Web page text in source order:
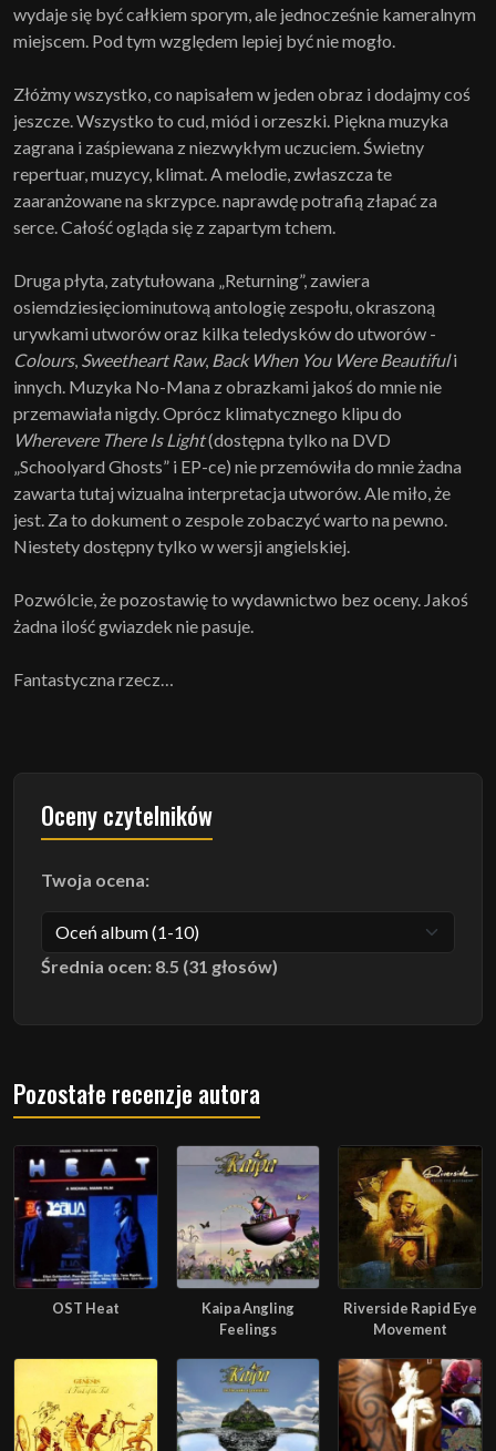
wydaje się być całkiem sporym, ale jednocześnie kameralnym
miejscem. Pod tym względem lepiej być nie mogło.
Złóżmy wszystko, co napisałem w jeden obraz i dodajmy coś
jeszcze. Wszystko to cud, miód i orzeszki. Piękna muzyka
zagrana i zaśpiewana z niezwykłym uczuciem. Świetny
repertuar, muzycy, klimat. A melodie, zwłaszcza te
zaaranżowane na skrzypce. naprawdę potrafią złapać za
serce. Całość ogląda się z zapartym tchem.
Druga płyta, zatytułowana „Returning”, zawiera
osiemdziesięciominutową antologię zespołu, okraszoną
urywkami utworów oraz kilka teledysków do utworów -
Colours, Sweetheart Raw, Back When You Were Beautifuli
innych. Muzyka No-Mana z obrazkami jakoś do mnie nie
przemawiała nigdy. Oprócz klimatycznego klipu do
Wherevere There Is Light(dostępna tylko na DVD
„Schoolyard Ghosts” i EP-ce) nie przemówiła do mnie żadna
zawarta tutaj wizualna interpretacja utworów. Ale miło, że
jest. Za to dokument o zespole zobaczyć warto na pewno.
Niestety dostępny tylko w wersji angielskiej.
Pozwólcie, że pozostawię to wydawnictwo bez oceny. Jakoś
żadna ilość gwiazdek nie pasuje.
Fantastyczna rzecz…
Oceny czytelników
Twoja ocena:
Średnia ocen: 8.5 (31 głosów)
Pozostałe recenzje autora
OST Heat
Kaipa Angling
Feelings
Riverside Rapid Eye
Movement